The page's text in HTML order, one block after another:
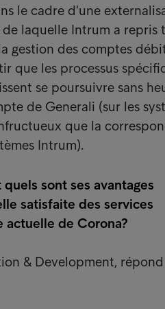
le cadre d'une
laquelle Intrum a repris
gestion des comptes
que les processus
se poursuivre sans
de Generali (sur les
que la
Intrum).
sont ses avantages
satisfaite des services
de Corona?
& Development,